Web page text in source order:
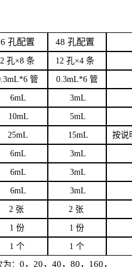
孔配置 48 孔配置
孔×8 条 12 孔×4 条
.3mL*6 管 0.3mL*6 管
6mL 3mL
10mL 5mL
25mL 15mL 按说
6mL 3mL
6mL 3mL
6mL 3mL
2 张 2 张
1 份 1 份
1 个 1 个
： 0，20，40，80，160，